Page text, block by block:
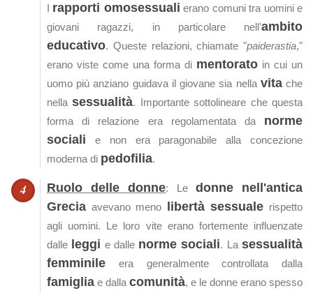
I rapporti omosessuali erano comuni tra uomini e
giovani ragazzi, in particolare nell'ambito
educativo. Queste relazioni, chiamate "paiderastia,"
erano viste come una forma di mentorato in cui un
uomo più anziano guidava il giovane sia nella vitache
nellasessualità. Importante sottolineare che questa
forma di relazione era regolamentata da norme
sociali e non era paragonabile alla concezione
moderna di pedofilia.
Ruolo delle donne: Le donne nell'antica
Grecia avevano meno libertà sessuale rispetto
agli uomini. Le loro vite erano fortemente influenzate
dalle leggi e dalle norme sociali. Lasessualità
femminile era generalmente controllata dalla
famiglia e dalla comunità, e le donne erano spesso